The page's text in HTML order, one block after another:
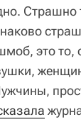
Страшно
это